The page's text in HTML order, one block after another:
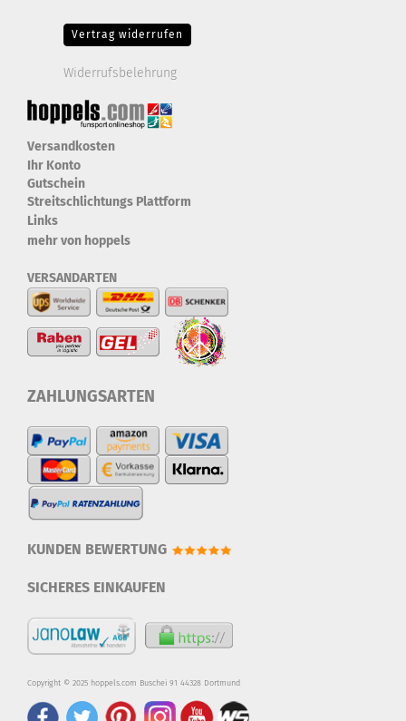
Vertrag widerrufen
Widerrufsbelehrung
Versandkosten
Ihr Konto
Gutschein
Streitschlichtungs Plattform
Links
mehr von hoppels
VERSANDARTEN
ZAHLUNGSARTEN
KUNDEN BEWERTUNG
SICHERES EINKAUFEN
Copyright © 2025 hoppels.com Buschei 91 44328 Dortmund